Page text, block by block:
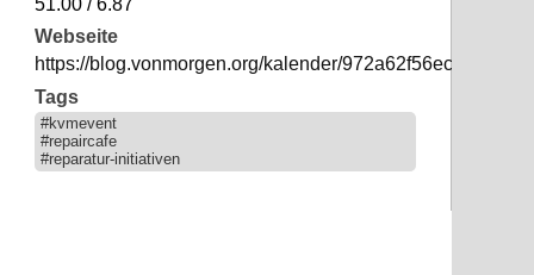
Webseite
https://blog.vonmorgen.org/kalender/
Tags
#kvmevent
#repaircafe
#reparatur-initiativen